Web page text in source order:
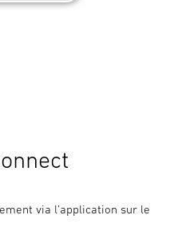
via l’application sur le